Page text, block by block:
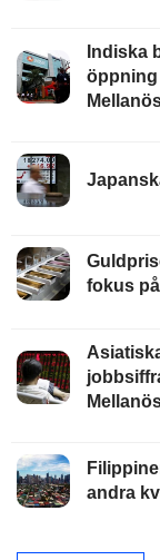
Indiska
öppning
fokus
andra